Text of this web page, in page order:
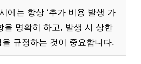
에는 항상 ‘추가 비용 발생 가
을 명확히 하고, 발생 시 상한
규정하는 것이 중요합니다.